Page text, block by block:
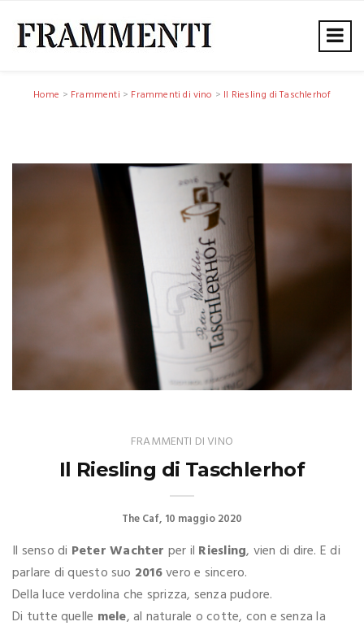
Home > Frammenti > Frammenti di vino > Il Riesling di Taschlerhof
FRAMMENTI DI VINO
Il Riesling di Taschlerhof
The Caf 10 maggio 2020
Il senso di Peter Wachter per il Riesling, vien di dire. E di
parlare di questo suo 2016vero e sincero.
Della luce verdolina che sprizza, senza pudore.
Di tutte quelle mele, al naturale o cotte, con e senza la